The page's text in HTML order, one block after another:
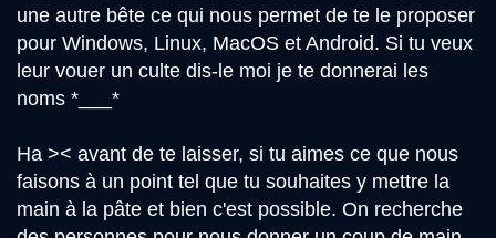
une autre bête ce qui nous permet de te le proposer
pour Windows, Linux, MacOS et Android. Si tu veux
leur vouer un culte dis-le moi je te donnerai les
noms *___*
Ha >< avant de te laisser, si tu aimes ce que nous
faisons à un point tel que tu souhaites y mettre la
main à la pâte et bien c'est possible. On recherche